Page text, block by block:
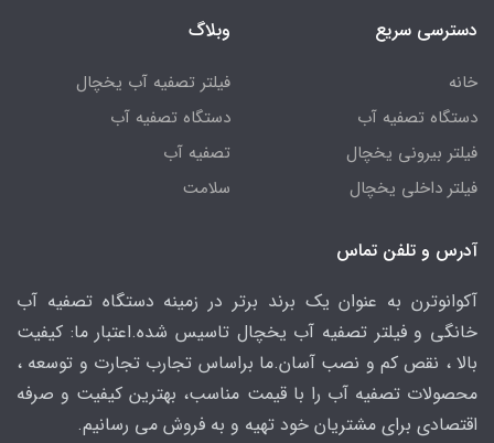
دسترسی سریع
خانه
دستگاه تصفیه آب
فیلتر بیرونی یخچال
فیلتر داخلی یخچال
وبلاگ
فیلتر تصفیه آب یخچال
دستگاه تصفیه آب
تصفیه آب
سلامت
آدرس و تلفن تماس
آکوانوترن به عنوان یک برند برتر در زمینه دستگاه تصفیه آب
خانگی و فیلتر تصفیه آب یخچال تاسیس شده.اعتبار ما: کیفیت
بالا ، نقص کم و نصب آسان.ما براساس تجارب تجارت و توسعه ،
محصولات تصفیه آب را با قیمت مناسب، بهترین کیفیت و صرفه
اقتصادی برای مشتریان خود تهیه و به فروش می رسانیم.